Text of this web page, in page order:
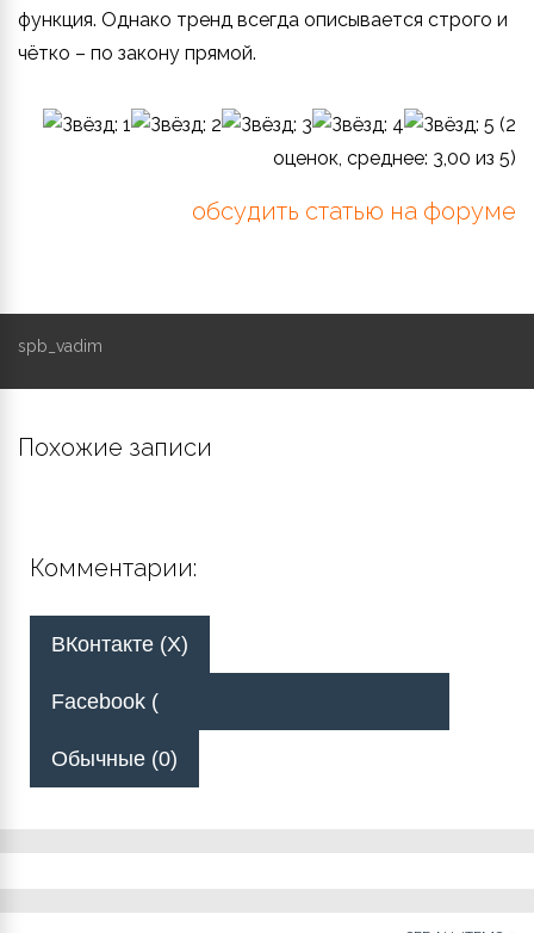
функция. Однако тренд всегда описывается строго и
чётко – по закону прямой.
(2
оценок, среднее: 3,00 из 5)
обсудить статью на форуме
spb_vadim
Похожие записи
Комментарии:
ВКонтакте (X)
Facebook (
Обычные (0)